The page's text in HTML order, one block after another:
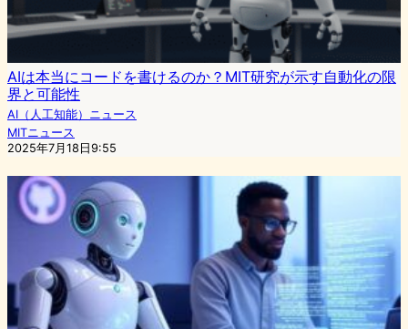
AIは本当にコードを書けるのか？MIT研究が示す自動化の限
界と可能性
AI（人工知能）ニュース
MITニュース
2025年7月18日9:55